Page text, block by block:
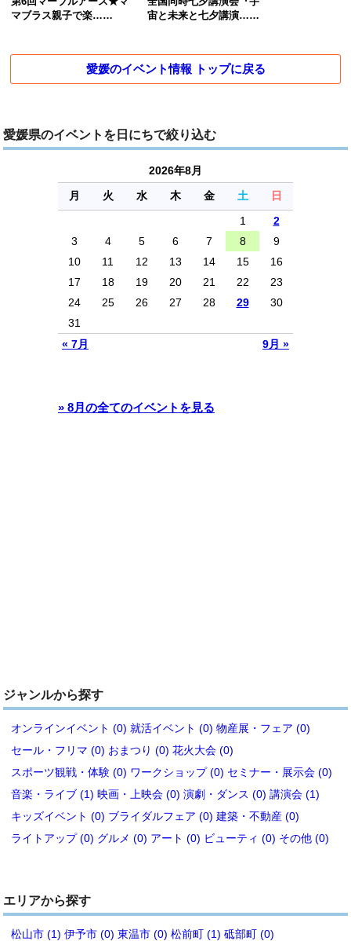
マブラス親子で楽……
宙と未来と七夕講演……
愛媛のイベント情報 トップに戻る
愛媛県のイベントを日にちで絞り込む
2026年8月
月
火 水 木 金 土 日
« 7月 9月 »
1
2
3
4 5 6 7 8
9
10
11 12 13 14 15
16
17
18 19 20 21 22
23
24
25 26 27 28 29
30
31
» 8月の全てのイベントを見る
ジャンルから探す
オンラインイベント (0) 就活イベント (0) 物産展・フェア (0)
セール・フリマ (0) おまつり (0) 花火大会 (0)
スポーツ観戦・体験 (0) ワークショップ (0) セミナー・展示会 (0)
音楽・ライブ (1) 映画・上映会 (0) 演劇・ダンス (0) 講演会 (1)
キッズイベント (0) ブライダルフェア (0) 建築・不動産 (0)
ライトアップ (0) グルメ (0) アート (0) ビューティ (0) その他 (0)
エリアから探す
松山市 (1) 伊予市 (0) 東温市 (0) 松前町 (1) 砥部町 (0)